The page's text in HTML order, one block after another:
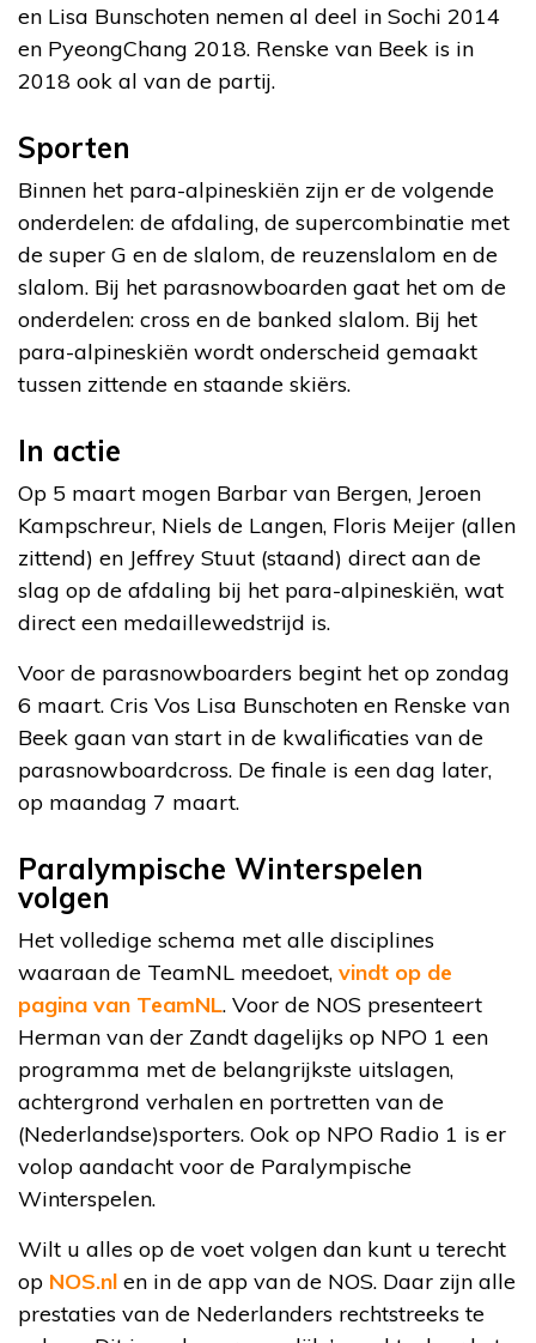
en Lisa Bunschoten nemen al deel in Sochi 2014
en PyeongChang 2018. Renske van Beek is in
2018 ook al van de partij.
Sporten
Binnen het para-alpineskiën zijn er de volgende
onderdelen: de afdaling, de supercombinatie met
de super G en de slalom, de reuzenslalom en de
slalom. Bij het parasnowboarden gaat het om de
onderdelen: cross en de banked slalom. Bij het
para-alpineskiën wordt onderscheid gemaakt
tussen zittende en staande skiërs.
In actie
Op 5 maart mogen Barbar van Bergen, Jeroen
Kampschreur, Niels de Langen, Floris Meijer (allen
zittend) en Jeffrey Stuut (staand) direct aan de
slag op de afdaling bij het para-alpineskiën, wat
direct een medaillewedstrijd is.
Voor de parasnowboarders begint het op zondag
6 maart. Cris Vos Lisa Bunschoten en Renske van
Beek gaan van start in de kwalificaties van de
parasnowboardcross. De finale is een dag later,
op maandag 7 maart.
Paralympische Winterspelen
volgen
Het volledige schema met alle disciplines
waaraan de TeamNL meedoet, vindt op de
pagina van TeamNL. Voor de NOS presenteert
Herman van der Zandt dagelijks op NPO 1 een
programma met de belangrijkste uitslagen,
achtergrond verhalen en portretten van de
(Nederlandse)sporters. Ook op NPO Radio 1 is er
volop aandacht voor de Paralympische
Winterspelen.
Wilt u alles op de voet volgen dan kunt u terecht
op NOS.nl en in de app van de NOS. Daar zijn alle
prestaties van de Nederlanders rechtstreeks te